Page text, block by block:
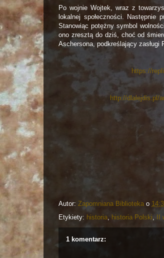
Po wojnie Wojtek, wraz z
lokalnej społeczności. Następnie
Stanowiąc potężny symbol
ono zresztą do dziś, choć od
Aschersona, podkreślający
https://
http://dlalejdis.pl/
Autor: Zapomniana Biblioteka o
Etykiety: historia, historia Polski,
1 komentarz: